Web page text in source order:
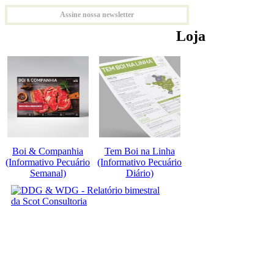
Assine nossa newsletter
Loja
Boi & Companhia
(Informativo Pecuário
Semanal)
Tem Boi na Linha
(Informativo Pecuário
Diário)